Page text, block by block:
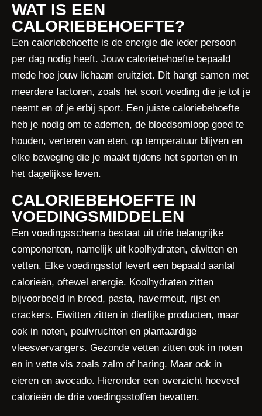
WAT IS EEN
CALORIEBEHOEFTE?
Een caloriebehoefte is de energie die ieder persoon
per dag nodig heeft. Jouw caloriebehoefte bepaald
mede hoe jouw lichaam eruitziet. Dit hangt samen met
meerdere factoren, zoals het soort voeding die je tot je
neemt en of je erbij sport. Een juiste caloriebehoefte
heb je nodig om te ademen, de bloedsomloop goed te
houden, verteren van eten, op temperatuur blijven en
elke beweging die je maakt tijdens het sporten en in
het dagelijkse leven.
CALORIEBEHOEFTE IN
VOEDINGSMIDDELEN
Een voedingsschema bestaat uit drie belangrijke
componenten, namelijk uit koolhydraten, eiwitten en
vetten. Elke voedingsstof levert een bepaald aantal
calorieën, oftewel energie. Koolhydraten zitten
bijvoorbeeld in brood, pasta, havermout, rijst en
crackers. Eiwitten zitten in dierlijke producten, maar
ook in noten, peulvruchten en plantaardige
vleesvervangers. Gezonde vetten zitten ook in noten
en in vette vis zoals zalm of haring. Maar ook in
eieren en avocado. Hieronder een overzicht hoeveel
calorieën de drie voedingsstoffen bevatten.